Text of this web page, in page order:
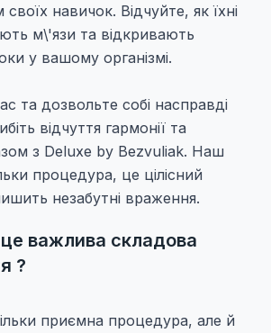
навичок. Відчуйте, як їхні
м\'язи та відкривають
у вашому організмі.
та дозвольте собі насправді
відчуття гармонії та
з Deluxe by Bezvuliak. Наш
процедура, це цілісний
незабутні враження.
важлива складова
?
приємна процедура, але й